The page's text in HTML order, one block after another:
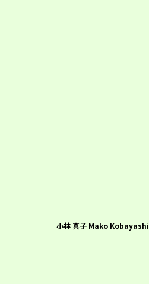
小林 真子 Mako Kobayashi